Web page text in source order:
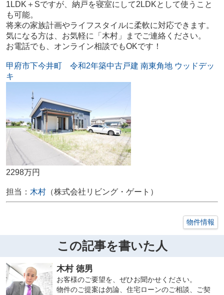
1LDK＋Sですが、納戸を寝室にして2LDKとして使うこと
も可能。
将来の家族計画やライフスタイルに柔軟に対応できます。
気になる方は、お気軽に「木村」までご連絡ください。
お電話でも、オンライン相談でもOKです！
甲府市下今井町 令和2年築中古戸建 南東角地 ウッドデッ
キ
2298万円
担当： 木村（株式会社リビング・ゲート）
物件情報
この記事を書いた人
木村 徳男
お客様のご要望を、ぜひお聞かせください。
物件のご提案は勿論、住宅ローンのご相談、ご契